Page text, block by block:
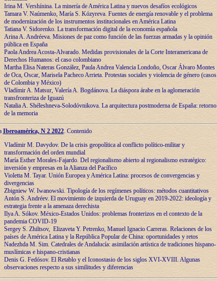
Irina M. Vershínina. La minería de América Latina y nuevos desafíos ecológicos
Tamara V. Naúmenko, María S. Kózyreva. Fuentes de energía renovable y el problema
de modernización de los instrumentos institucionales en América Latina
Tatiana V. Sidorenko. La transformación digital de la economía española
Arina A. Andréeva. Misiones de paz como función de las fuerzas armadas y la opinión
pública en España
Paola Andrea Acosta-Alvarado. Medidas provisionales de la Corte Interamericana de
Derechos Humanos: el caso colombiano
Martha Elisa Nateras González, Paula Andrea Valencia Londoño, Oscar Álvaro Montes
de Oca, Oscar, Marisela Pacheco Arrieta. Protestas sociales y violencia de género (casos
de Colombia y México)
Vladímir A. Matsur, Valería A. Bogdánova. La diáspora árabe en la aglomeración
transfronteriza de Iguazú
Natalia A. Shéleshneva-Solodóvnikova. La arquitectura postmoderna de España: retorno
de la memoria
Iberoamérica, N 2 2022. Contenido
Vladímir M. Davydov. De la crisis geopolítica al conflicto político-militar y
transformación del orden mundial
María Esther Morales-Fajardo. Del regionalismo abierto al regionalismo estratégico:
inversión y empresas en la Alianza del Pacífico
Violetta M. Tayar. Unión Europea y América Latina: procesos de convergencias y
divergencias
Zbigniew W. Iwanowski. Tipología de los regímenes políticos: métodos cuantitativos
Antón S. Andréev. El movimiento de izquierda de Uruguay en 2019-2022: ideología y
estrategia frente a la amenaza derechista
Ilya A. Sókov. México-Estados Unidos: problemas fronterizos en el contexto de la
pandemia COVID-19
Sergey S. Zhiltsov, Elizaveta Y. Petrenko, Manuel Ignacio Carreras. Relaciones de los
países de América Latina y la República Popular de China: oportunidades y retos
Nadezhda M. Sim. Catedrales de Andalucía: asimilación artística de tradiciones hispano-
muslímicas e hispano-cristianas
Denis G. Fedósov. El Retablo y el Iconostasio de los siglos XVI-XVIII. Algunas
observaciones respecto a sus similitudes y diferencias